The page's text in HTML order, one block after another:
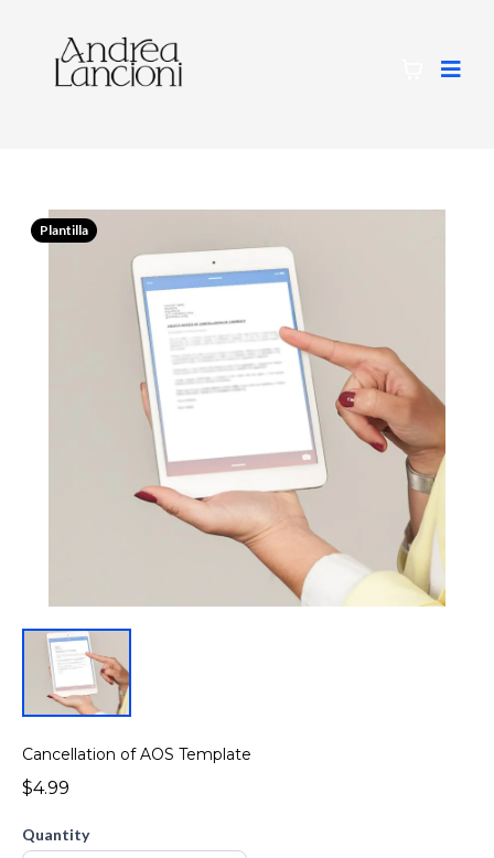
Plantilla
Cancellation of AOS Template
$4.99
Quantity